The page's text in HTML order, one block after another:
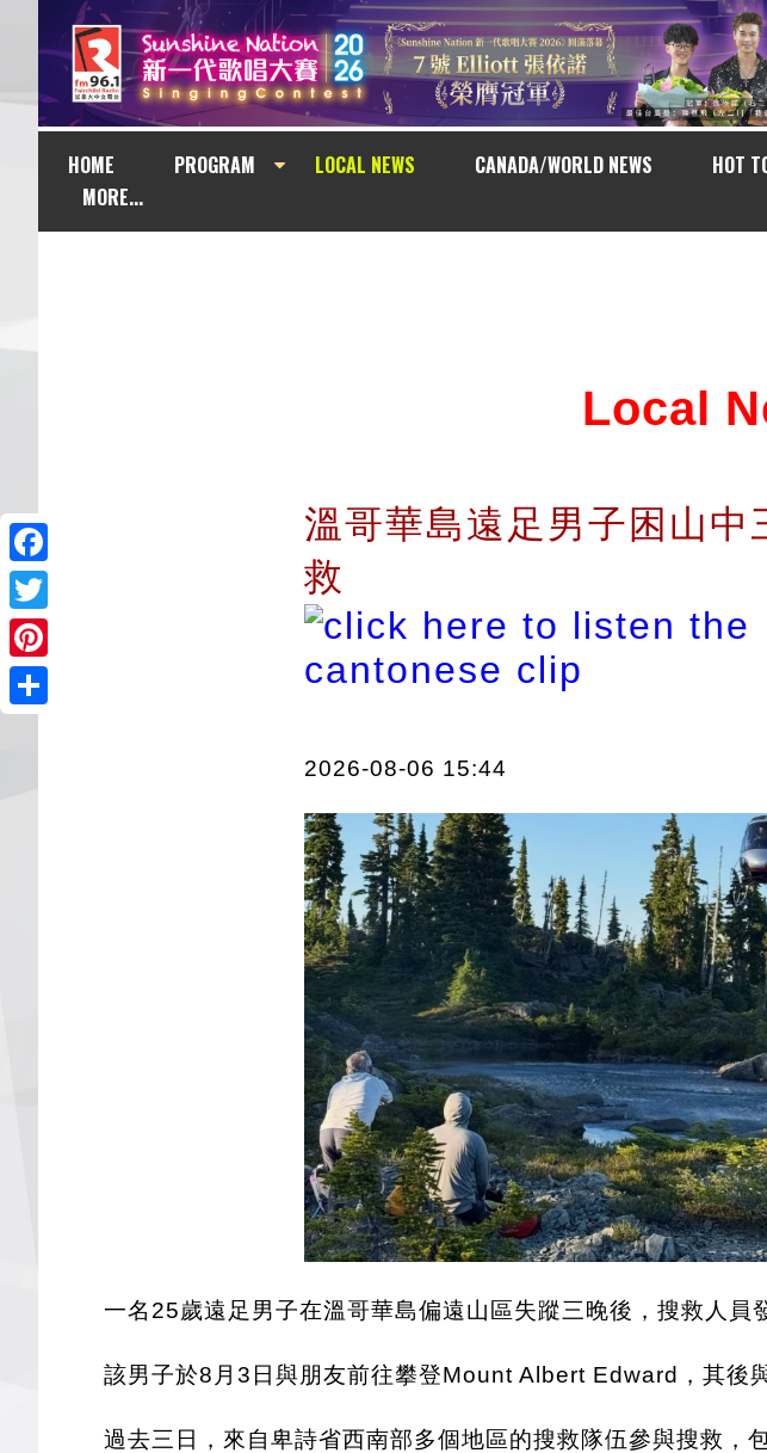
HOME PROGRAM LOCAL NEWS CANADA/WORLD NEWS HOT
MORE...
Facebook
Twitter
Pinterest
Local
溫哥華島遠足男子困山中
救
2026-08-06 15:44
一名25歲遠足男子在溫哥華島偏遠山區失蹤三晚後，搜救人員
該男子於8月3日與朋友前往攀登Mount Albert Edward，其後
過去三日，來自卑詩省西南部多個地區的搜救隊伍參與搜救，